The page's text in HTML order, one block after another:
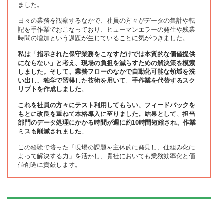
ました。
日々の業務を観察するなかで、社員の方々がデータの集計や転
記を手作業でおこなっており、ヒューマンエラーの発生や残業
時間の増加という課題が生じていることに気がつきました。
私は「指示された保守業務をこなすだけでは本質的な価値提供
にならない」と考え、現場の負担を減らすための解決策を模索
しました。そして、業務フローのなかで自動化可能な領域を洗
い出し、独学で習得した技術を用いて、手作業を代替するスク
リプトを作成しました 。
これを社員の方々にテスト利用してもらい、フィードバックを
もとに改良を重ねて本格導入に至りました。結果として、担当
部門のデータ処理にかかる時間が週に約10時間短縮され、作業
ミスも削減されました 。
この経験で培った「現場の課題を主体的に発見し、仕組み化に
よって解決する力」を活かし、貴社においても業務効率化と価
値創造に貢献します。